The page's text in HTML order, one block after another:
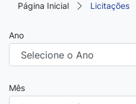
Página Inicial Licitações
Ano
Mês